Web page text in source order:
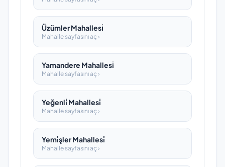
Üzümler Mahallesi̇
Mahalle sayfasını aç ›
Yamandere Mahallesi̇
Mahalle sayfasını aç ›
Yeğenli̇ Mahallesi̇
Mahalle sayfasını aç ›
Yemi̇şler Mahallesi̇
Mahalle sayfasını aç ›